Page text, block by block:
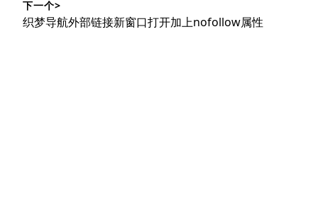
航
文
章：
下一个>
下
织梦导航外部链接新窗口打开加上nofollow属性